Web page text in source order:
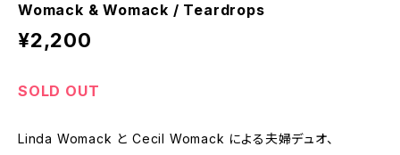
Womack & Womack / Teardrops
¥2,200
SOLD OUT
Linda Womack と Cecil Womack による夫婦デュオ、